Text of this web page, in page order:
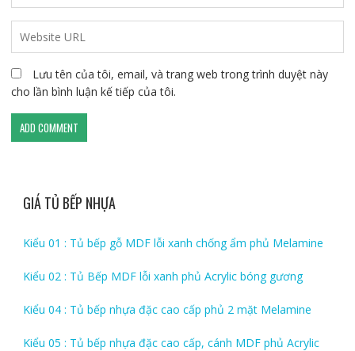
Lưu tên của tôi, email, và trang web trong trình duyệt này
cho lần bình luận kế tiếp của tôi.
GIÁ TỦ BẾP NHỰA
Kiểu 01 : Tủ bếp gỗ MDF lỗi xanh chống ẩm phủ Melamine
Kiểu 02 : Tủ Bếp MDF lỗi xanh phủ Acrylic bóng gương
Kiểu 04 : Tủ bếp nhựa đặc cao cấp phủ 2 mặt Melamine
Kiểu 05 : Tủ bếp nhựa đặc cao cấp, cánh MDF phủ Acrylic